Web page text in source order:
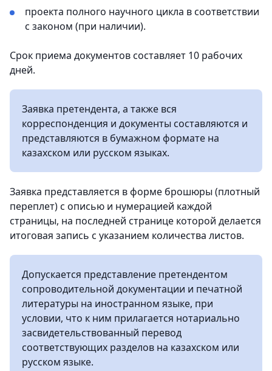
проекта полного научного цикла в соответствии
с законом (при наличии).
Срок приема документов составляет 10 рабочих
дней.
Заявка претендента, а также вся
корреспонденция и документы составляются и
представляются в бумажном формате на
казахском или русском языках.
Заявка представляется в форме брошюры (плотный
переплет) с описью и нумерацией каждой
страницы, на последней странице которой делается
итоговая запись с указанием количества листов.
Допускается представление претендентом
сопроводительной документации и печатной
литературы на иностранном языке, при
условии, что к ним прилагается нотариально
засвидетельствованный перевод
соответствующих разделов на казахском или
русском языке.